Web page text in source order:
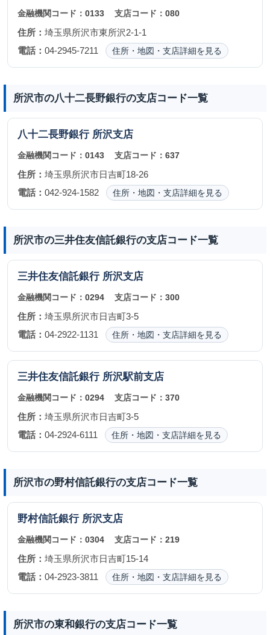
金融機関コード： 0133 支店コード：080
住所： 埼玉県所沢市東所沢2-1-1
電話： 04-2945-7211 住所・地図・支店詳細を見る
所沢市の八十二長野銀行の支店コード一覧
八十二長野銀行 所沢支店
金融機関コード： 0143 支店コード：637
住所： 埼玉県所沢市日吉町18-26
電話： 042-924-1582 住所・地図・支店詳細を見る
所沢市の三井住友信託銀行の支店コード一覧
三井住友信託銀行 所沢支店
金融機関コード： 0294 支店コード：300
住所： 埼玉県所沢市日吉町3-5
電話： 04-2922-1131 住所・地図・支店詳細を見る
三井住友信託銀行 所沢駅前支店
金融機関コード： 0294 支店コード：370
住所： 埼玉県所沢市日吉町3-5
電話： 04-2924-6111 住所・地図・支店詳細を見る
所沢市の野村信託銀行の支店コード一覧
野村信託銀行 所沢支店
金融機関コード： 0304 支店コード：219
住所： 埼玉県所沢市日吉町15-14
電話： 04-2923-3811 住所・地図・支店詳細を見る
所沢市の東和銀行の支店コード一覧